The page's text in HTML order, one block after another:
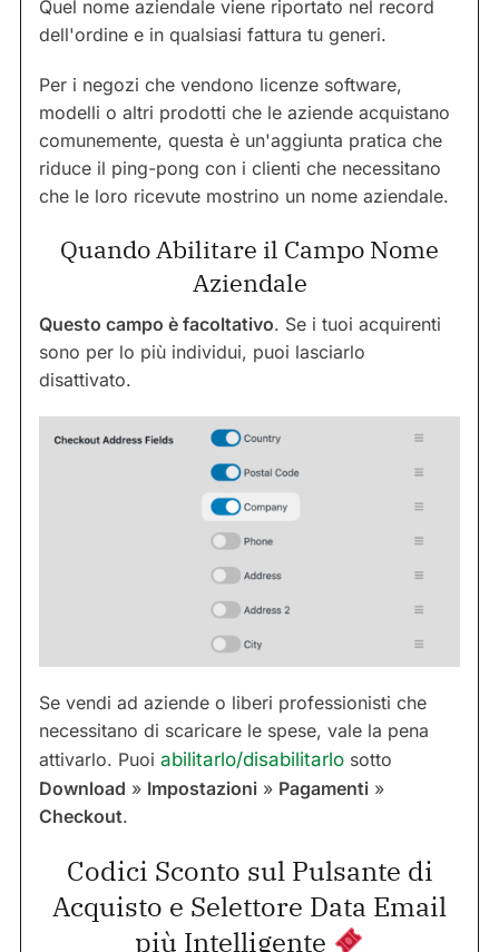
Quel nome aziendale viene riportato nel record
dell'ordine e in qualsiasi fattura tu generi.
Per i negozi che vendono licenze software,
modelli o altri prodotti che le aziende acquistano
comunemente, questa è un'aggiunta pratica che
riduce il ping-pong con i clienti che necessitano
che le loro ricevute mostrino un nome aziendale.
Quando Abilitare il Campo Nome
Aziendale
Questo campo è facoltativo. Se i tuoi acquirenti
sono per lo più individui, puoi lasciarlo
disattivato.
Se vendi ad aziende o liberi professionisti che
necessitano di scaricare le spese, vale la pena
attivarlo. Puoi abilitarlo/disabilitarlo sotto
Download » Impostazioni » Pagamenti »
Checkout.
Codici Sconto sul Pulsante di
Acquisto e Selettore Data Email
più Intelligente